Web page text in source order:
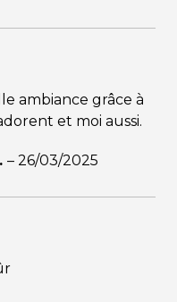
ambiance grâce à
et moi aussi.
– 26/03/2025